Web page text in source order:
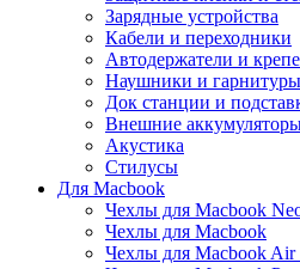
Зарядные устройства
Кабели и переходники
Автодержатели и
Наушники и гарнитуры
Док станции и
Внешние
Акустика
Стилусы
Для Macbook
Чехлы для Macbook
Чехлы для Macbook
Чехлы для Macbook Air